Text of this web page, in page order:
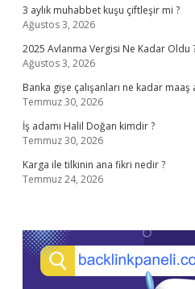
3 aylık muhabbet kuşu çiftleşir mi ?
Ağustos 3, 2026
2025 Avlanma Vergisi Ne Kadar Oldu
Ağustos 3, 2026
Banka gişe çalışanları ne kadar maaş
Temmuz 30, 2026
İş adamı Halil Doğan kimdir ?
Temmuz 30, 2026
Karga ile tilkinin ana fikri nedir ?
Temmuz 24, 2026